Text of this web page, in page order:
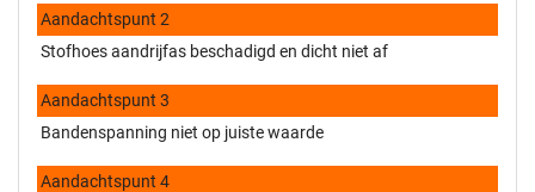
Aandachtspunt 2
Stofhoes aandrijfas beschadigd en dicht niet af
Aandachtspunt 3
Bandenspanning niet op juiste waarde
Aandachtspunt 4